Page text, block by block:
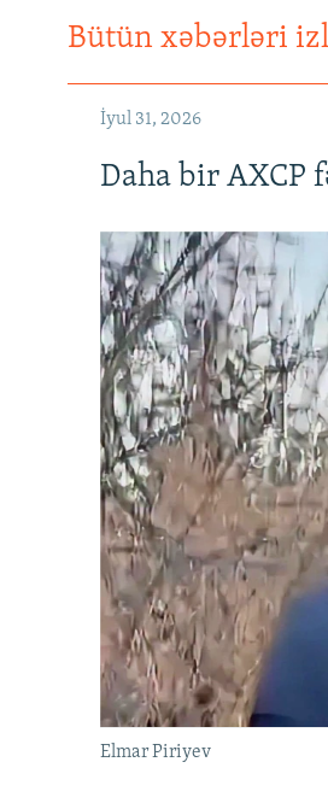
Bütün xəbərləri
İyul 31, 2026
Daha bir AXCP
Elmar Piriyev